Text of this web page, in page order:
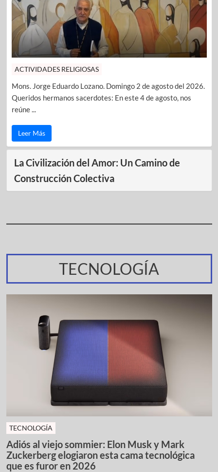
ACTIVIDADES RELIGIOSAS
Mons. Jorge Eduardo Lozano. Domingo 2 de agosto del 2026.
Queridos hermanos sacerdotes: En este 4 de agosto, nos
reúne ...
Leer Más
La Civilización del Amor: Un Camino de
Construcción Colectiva
TECNOLOGÍA
TECNOLOGÍA
Adiós al viejo sommier: Elon Musk y Mark
Zuckerberg elogiaron esta cama tecnológica
que es furor en 2026